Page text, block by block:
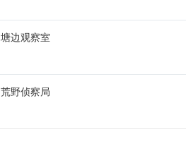
塘边观察室
荒野侦察局